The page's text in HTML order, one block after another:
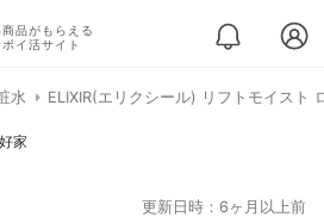
品がもらえる
イ活サイト
水 ELIXIR(エリクシール) リフトモイスト
家
更新日時：6ヶ月以上前